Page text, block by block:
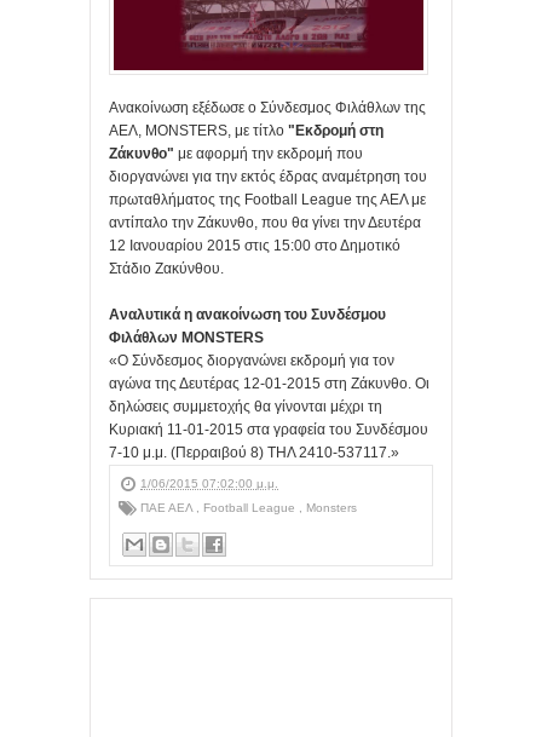
Ανακοίνωση εξέδωσε ο Σύνδεσμος Φιλάθλων της
ΑΕΛ, MONSTERS, με τίτλο "Εκδρομή στη
Ζάκυνθο" με αφορμή την εκδρομή που
διοργανώνει για την εκτός έδρας αναμέτρηση του
πρωταθλήματος της Football League της ΑΕΛ με
αντίπαλο την Ζάκυνθο, που θα γίνει την Δευτέρα
12 Ιανουαρίου 2015 στις 15:00 στο Δημοτικό
Στάδιο Ζακύνθου.
Αναλυτικά η ανακοίνωση του Συνδέσμου
Φιλάθλων MONSTERS
«Ο Σύνδεσμος διοργανώνει εκδρομή για τον
αγώνα της Δευτέρας 12-01-2015 στη Ζάκυνθο. Οι
δηλώσεις συμμετοχής θα γίνονται μέχρι τη
Κυριακή 11-01-2015 στα γραφεία του Συνδέσμου
7-10 μ.μ. (Περραιβού 8) ΤΗΛ 2410-537117.»
1/06/2015 07:02:00 μ.μ.
ΠΑΕ ΑΕΛ
Football League Monsters